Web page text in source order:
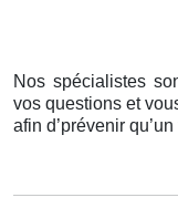
Nos spécialistes
vos questions et
afin d’prévenir